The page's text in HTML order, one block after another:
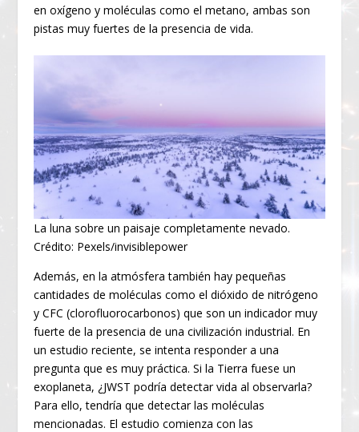
en oxígeno y moléculas como el metano, ambas son
pistas muy fuertes de la presencia de vida.
La luna sobre un paisaje completamente nevado.
Crédito: Pexels/invisiblepower
Además, en la atmósfera también hay pequeñas
cantidades de moléculas como el dióxido de nitrógeno
y CFC (clorofluorocarbonos) que son un indicador muy
fuerte de la presencia de una civilización industrial. En
un estudio reciente, se intenta responder a una
pregunta que es muy práctica. Si la Tierra fuese un
exoplaneta, ¿JWST podría detectar vida al observarla?
Para ello, tendría que detectar las moléculas
mencionadas. El estudio comienza con las